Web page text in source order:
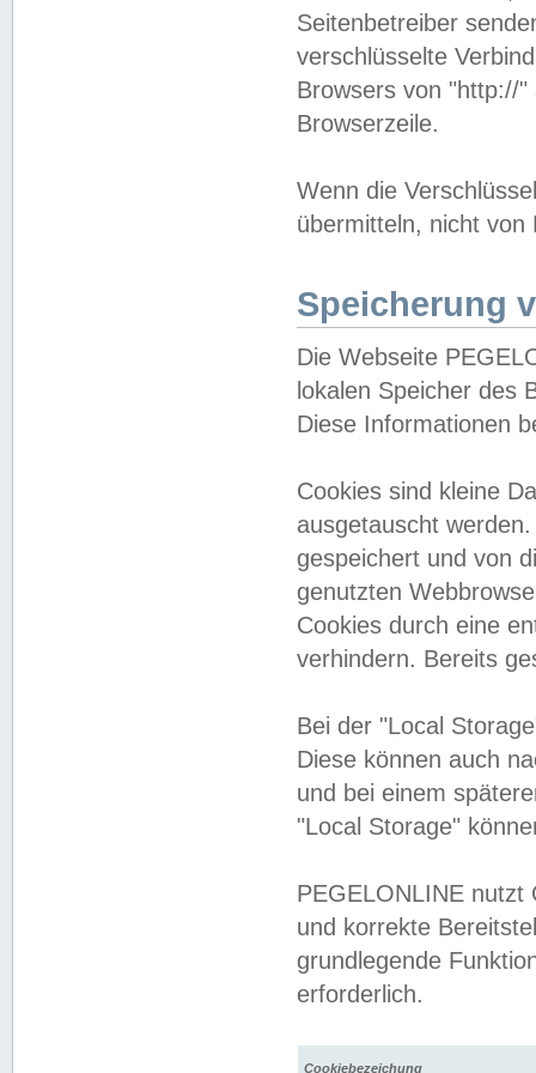
Seitenbetreiber
verschlüsselte
Browsers von "http://
Browserzeile.
Wenn die
übermitteln, nicht von
Speicherung
Die Webseite
lokalen Speicher des
Diese Informationen
Cookies sind kleine
ausgetauscht
gespeichert und von
genutzten
Cookies durch eine
verhindern. Bereits
Bei der "Local
Diese können auch
und bei einem
"Local Storage"
PEGELONLINE nutzt
und korrekte
grundlegende
erforderlich.
Cookiebezeichung